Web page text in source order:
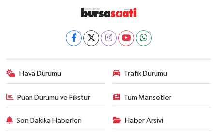
Hava Durumu Trafik Durumu
Puan Durumu ve Fikstür Tüm Manşetler
Son Dakika Haberleri Haber Arşivi